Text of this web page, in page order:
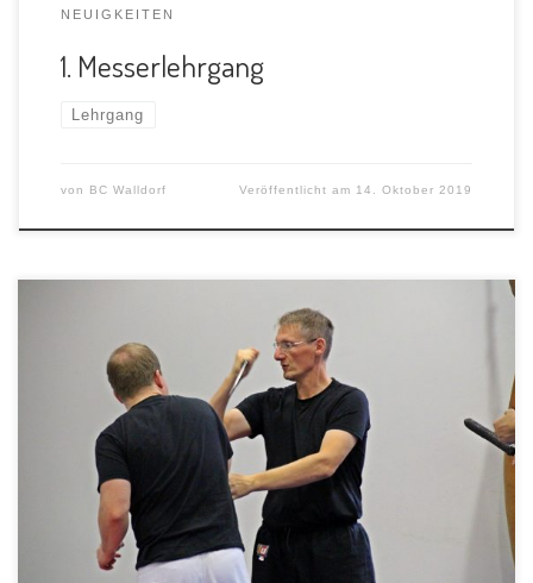
NEUIGKEITEN
1. Messerlehrgang
Lehrgang
von BC Walldorf Veröffentlicht am 14. Oktober 2019
zum Bericht